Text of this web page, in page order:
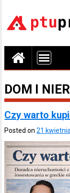
DOM I
Czy warto
Posted on21